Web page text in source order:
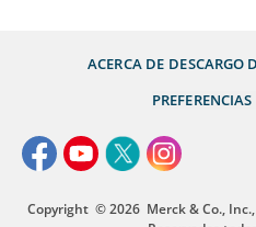
ACERCA DE DESCARGO
Copyright © 2026 Merck & Co.,